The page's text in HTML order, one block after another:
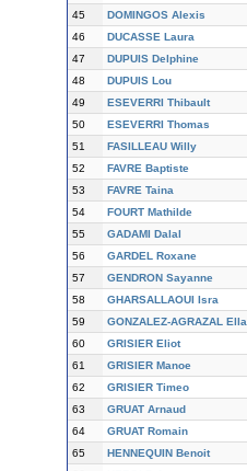
45
DOMINGOS Alexis
46
DUCASSE Laura
47
DUPUIS Delphine
48
DUPUIS Lou
49
ESEVERRI Thibault
50
ESEVERRI Thomas
51
FASILLEAU Willy
52
FAVRE Baptiste
53
FAVRE Taina
54
FOURT Mathilde
55
GADAMI Dalal
56
GARDEL Roxane
57
GENDRON Sayanne
58
GHARSALLAOUI Isra
59
GONZALEZ-AGRAZAL Ella
60
GRISIER Eliot
61
GRISIER Manoe
62
GRISIER Timeo
63
GRUAT Arnaud
64
GRUAT Romain
65
HENNEQUIN Benoit